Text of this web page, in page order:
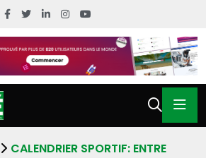
CALENDRIER SPORTIF: ENTRE